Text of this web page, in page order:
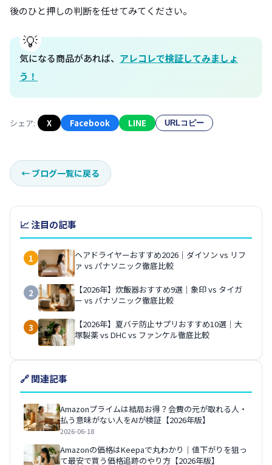
後のひと押しの判断を任せてみてください。
気になる商品があれば、 アレコレで検証してみましょ
う！
シェア: X Facebook LINE URLコピー
← ブログ一覧に戻る
📈 注目の記事
1
ヘアドライヤーおすすめ2026｜ダイソン vs リフ
ァ vs パナソニック徹底比較
2
【2026年】炊飯器おすすめ9選｜象印 vs タイガ
ー vs パナソニック徹底比較
3
【2026年】夏バテ防止サプリおすすめ10選｜大
塚製薬 vs DHC vs ファンケル徹底比較
🔗 関連記事
Amazonプライムは結局お得？会費の元が取れる人・
払う意味がない人をAIが検証【2026年版】
2026-06-18
Amazonの価格はKeepaで丸わかり｜値下がりを狙っ
て最安で買う価格追跡のやり方【2026年版】